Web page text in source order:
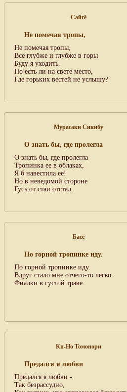
Сайгё
Не помечая тропы,
Не помечая тропы,
Все глубже и глубже в горы
Буду я уходить.
Но есть ли на свете место,
Где горьких вестей не услышу?
Мурасаки Сикибу
О знать бы, где пролегла
О знать бы, где пролегла
Тропинка ее в облаках,
Я б навестила ее!
Но в неведомой стороне
Гусь от стаи отстал.
Басё
По горной тропинке иду.
По горной тропинке иду.
Вдруг стало мне отчего-то легко.
Фиалки в густой траве.
Ки-Но Томонори
Предался я любви
Предался я любви -
Так безрассудно,